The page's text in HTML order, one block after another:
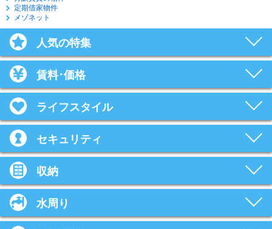
定期借家物件
メゾネット
人気の特集
賃料･価格
ライフスタイル
セキュリティ
収納
水周り